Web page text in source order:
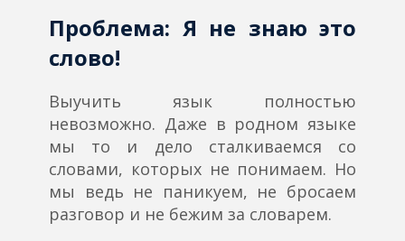
Проблема: Я не знаю это
слово!
Выучить язык полностью
невозможно. Даже в родном языке
мы то и дело сталкиваемся со
словами, которых не понимаем. Но
мы ведь не паникуем, не бросаем
разговор и не бежим за словарем.